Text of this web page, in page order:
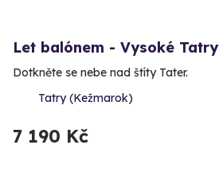
Let balónem - Vysoké Tatry
Dotkněte se nebe nad štíty Tater.
Tatry (Kežmarok)
7 190 Kč